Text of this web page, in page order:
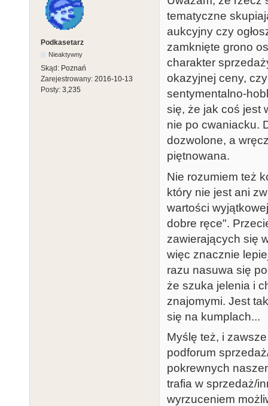
Podkasetarz
Nieaktywny
Skąd: Poznań
Zarejestrowany: 2016-10-13
Posty: 3,235
tematyczne
aukcyjny czy
zamknięte grono
charakter
okazyjnej ceny,
sentymentalno-
się, że jak coś jest
nie po cwaniacku.
dozwolone, a
piętnowana.
Nie rozumiem też
który nie jest ani
wartości
dobre ręce".
zawierających się
więc znacznie
razu nasuwa się
że szuka jelenia i
znajomymi. Jest
się na kumplach...
Myślę też, i
podforum
pokrewnych
trafia w sprzedaż/
wyrzuceniem